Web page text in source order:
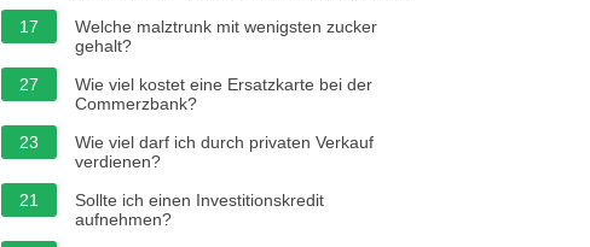
17
Welche malztrunk mit wenigsten zucker
gehalt?
27
Wie viel kostet eine Ersatzkarte bei der
Commerzbank?
23
Wie viel darf ich durch privaten Verkauf
verdienen?
21
Sollte ich einen Investitionskredit
aufnehmen?